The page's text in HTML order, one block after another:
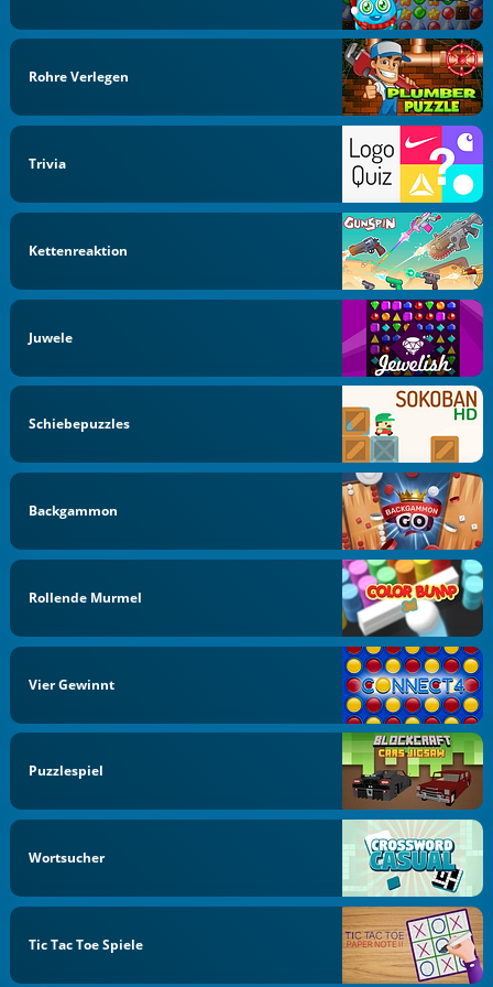
Rohre Verlegen
Trivia
Kettenreaktion
Juwele
Schiebepuzzles
Backgammon
Rollende Murmel
Vier Gewinnt
Puzzlespiel
Wortsucher
Tic Tac Toe Spiele